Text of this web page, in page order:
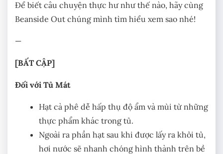
Để biết câu chuyện thực hư như thế nào, hãy cùng
Beanside Out chúng mình tìm hiểu xem sao nhé!
—
[BẤT CẬP]
Đối với Tủ Mát
Hạt cà phê dễ hấp thụ độ ẩm và mùi từ những
thực phẩm khác trong tủ.
Ngoài ra phần hạt sau khi được lấy ra khỏi tủ,
hơi nước sẽ nhanh chóng hình thành trên bề